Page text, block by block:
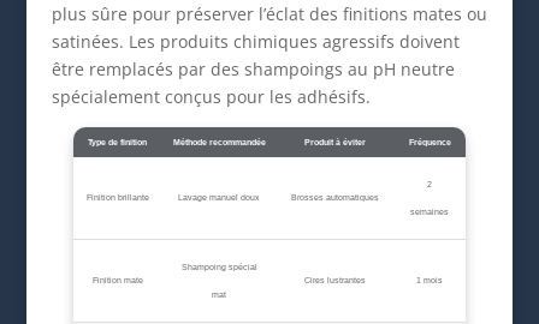
plus sûre pour préserver l’éclat des finitions mates ou
satinées. Les produits chimiques agressifs doivent
être remplacés par des shampoings au pH neutre
spécialement conçus pour les adhésifs.
Type de finition Méthode recommandée Produit à éviter Fréquence
Finition brillante Lavage manuel doux Brosses automatiques
2
semaines
Finition mate
Shampoing spécial
mat
Cires lustrantes 1 mois